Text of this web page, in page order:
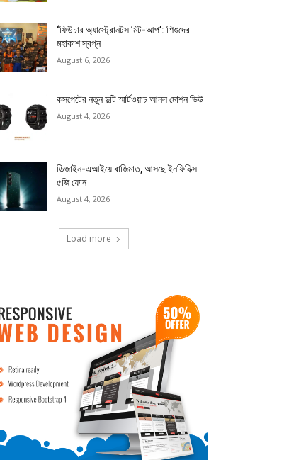
‘ফিউচার অ্যাস্ট্রোনটস মিট-আপ’: শিশুদের
মহাকাশ স্বপ্ন
August 6, 2026
কসপেটের নতুন দুটি স্মার্টওয়াচ আনল মোশন ভিউ
August 4, 2026
ডিজাইন-এআইয়ে বাজিমাত, আসছে ইনফিনিক্স
৫জি ফোন
August 4, 2026
Load more